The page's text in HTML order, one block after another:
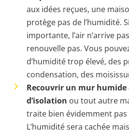
aux idées reçues, une
protège pas de l’humidité.
importante, l’air n’arrive
renouvelle pas. Vous
d’humidité trop élevé, des
condensation, des
Recouvrir un mur humide
d’isolation ou tout autre
traite bien évidemment
L’humidité sera cachée